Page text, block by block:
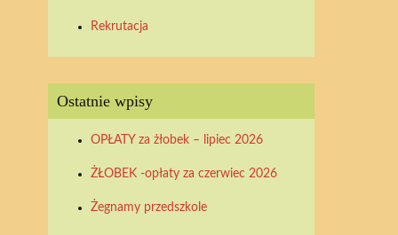
Rekrutacja
Ostatnie wpisy
OPŁATY za żłobek – lipiec 2026
ŻŁOBEK -opłaty za czerwiec 2026
Żegnamy przedszkole